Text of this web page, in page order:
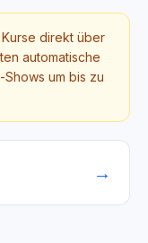
direkt über
automatische
um bis zu
→